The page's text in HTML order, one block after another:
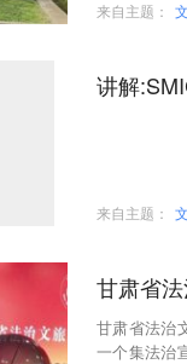
来自主题：
讲解
来自主题：
甘肃省
甘肃省法治
一个集法治